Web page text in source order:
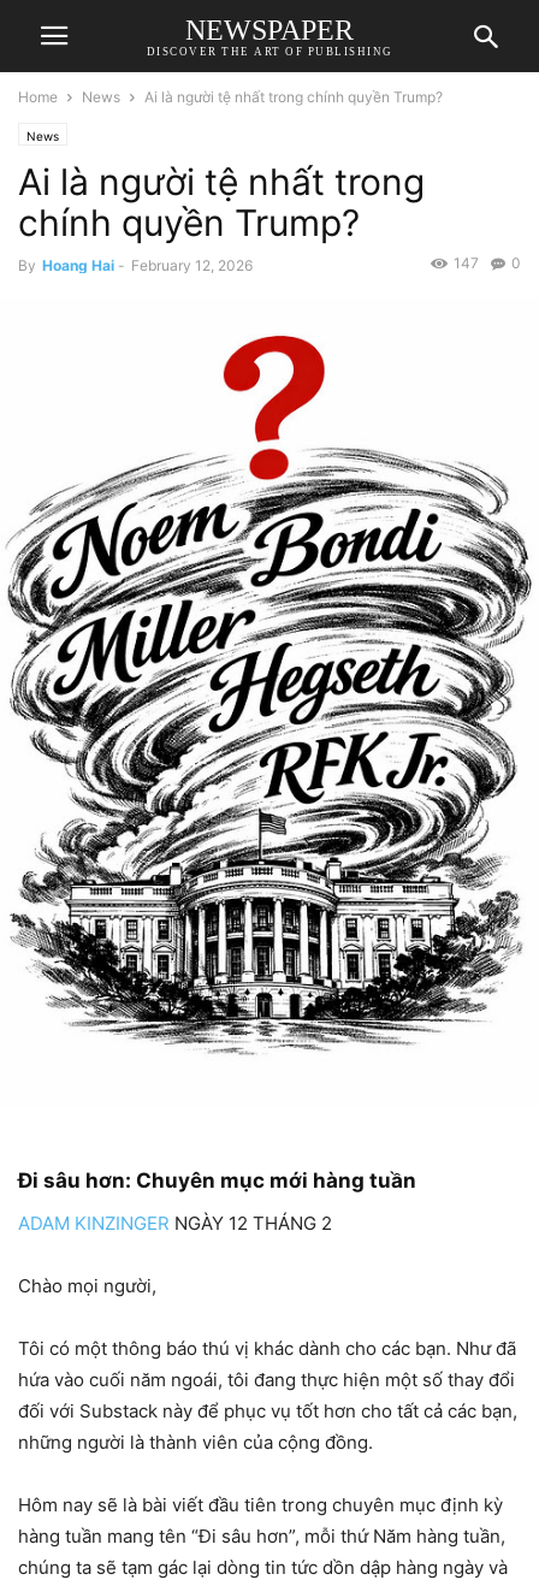
NEWSPAPER
DISCOVER THE ART OF PUBLISHING
Home News Ai là người tệ nhất trong chính quyền Trump?
News
Ai là người tệ nhất trong
chính quyền Trump?
By Hoang Hai - February 12, 2026 0
147
Đi sâu hơn: Chuyên mục mới hàng tuần
ADAM KINZINGER NGÀY 12 THÁNG 2
Chào mọi người,
Tôi có một thông báo thú vị khác dành cho các bạn. Như đã
hứa vào cuối năm ngoái, tôi đang thực hiện một số thay đổi
đối với Substack này để phục vụ tốt hơn cho tất cả các bạn,
những người là thành viên của cộng đồng.
Hôm nay sẽ là bài viết đầu tiên trong chuyên mục định kỳ
hàng tuần mang tên “Đi sâu hơn”, mỗi thứ Năm hàng tuần,
chúng ta sẽ tạm gác lại dòng tin tức dồn dập hàng ngày và